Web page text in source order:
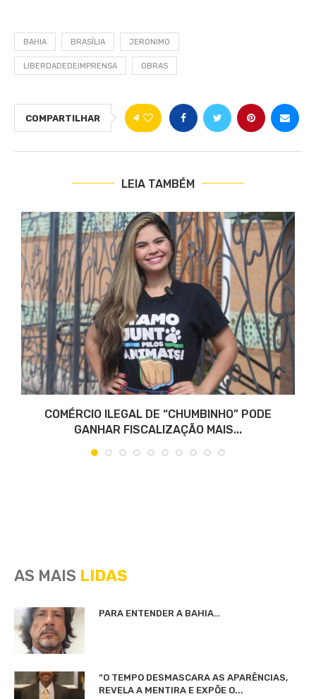
BAHIA BRASÍLIA JERONIMO
LIBERDADEDEIMPRENSA OBRAS
COMPARTILHAR 4
LEIA TAMBÉM
COMÉRCIO ILEGAL DE “CHUMBINHO” PODE
GANHAR FISCALIZAÇÃO MAIS...
AS MAIS LIDAS
PARA ENTENDER A BAHIA…
“O TEMPO DESMASCARA AS APARÊNCIAS,
REVELA A MENTIRA E EXPÕE O...